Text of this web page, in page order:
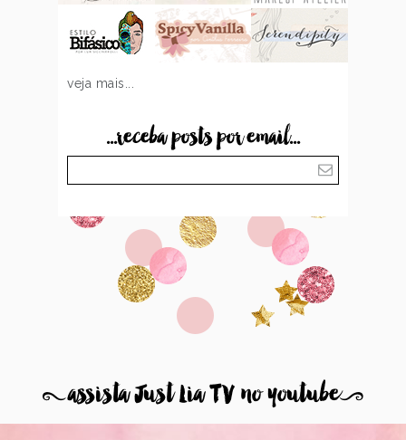
veja mais...
...receba posts por email...
8assista Just Lia TV no youtube9